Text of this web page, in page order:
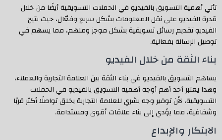
تأتي أهمية التسويق بالفيديو في الحملات التسويقية أيضًا من خلال
قدرة الفيديو على نقل المعلومات بشكل سريع وفعّال، حيث يتيح
الفيديو تقديم رسائل تسويقية بشكل موجز وملهم، مما يسهم في
توصيل الرسالة بفعالية.
بناء الثقة من خلال الفيديو
يساهم التسويق بالفيديو في بناء الثقة بين العلامة التجارية والعملاء،
وهذا يعتبر أحد أهم أوجه أهمية التسويق بالفيديو في الحملات
التسويقية، لأن توفير وجه بشري للعلامة التجارية يخلق تواصلًا أكثر قربًا
وشفافية، مما يؤدي إلى بناء علاقات أقوى ومستدامة.
الابتكار والإبداع